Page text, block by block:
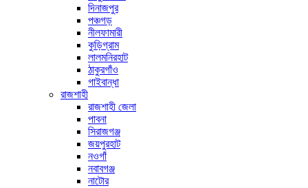
দিনাজপুর
পঞ্চগড়
নীলফামারী
কুড়িগ্রাম
লালমনিরহাট
ঠাকুরগাঁও
গাইবান্ধা
রাজশাহী
রাজশাহী জেলা
পাবনা
সিরাজগঞ্জ
জয়পুরহাট
নওগাঁ
নবাবগঞ্জ
নাটোর